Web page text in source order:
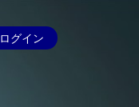
ログイン